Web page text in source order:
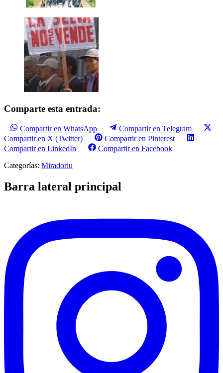
Comparte esta entrada:
Compartir en WhatsApp
Compartir en Telegram
Compartir en X (Twitter)
Compartir en Pinterest
Compartir en LinkedIn
Compartir en Facebook
Categorías: Miradoriu
Barra lateral principal